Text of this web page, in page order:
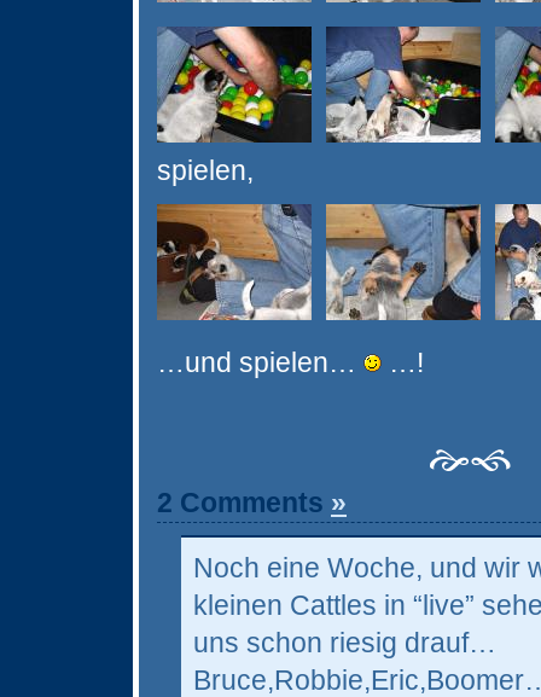
spielen,
…und spielen… …!
2 Comments »
Noch eine Woche, und wir
kleinen Cattles in “live”
uns schon riesig drauf…